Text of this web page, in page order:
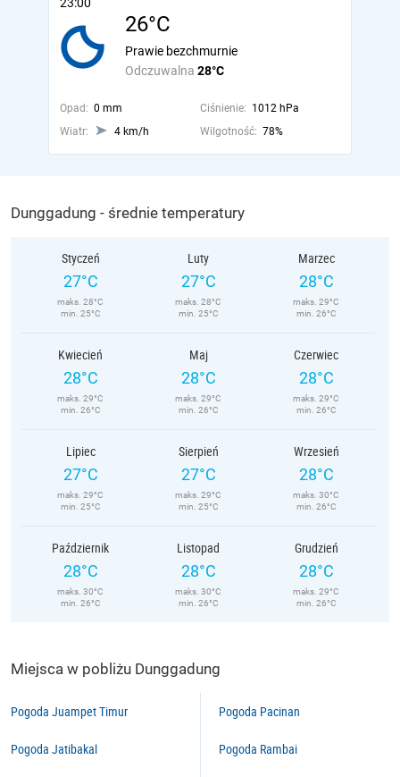
26°C
Odczuwalna 28°C
Prawie bezchmurnie
Opad: 0 mm Ciśnienie: 1012 hPa
Wiatr:
4 km/h Wilgotność: 78%
Dunggadung - średnie temperatury
Styczeń
27°C
maks. 28°C
min. 25°C
Luty
27°C
maks. 28°C
min. 25°C
Marzec
28°C
maks. 29°C
min. 26°C
Kwiecień
28°C
maks. 29°C
min. 26°C
Maj
28°C
maks. 29°C
min. 26°C
Czerwiec
28°C
maks. 29°C
min. 26°C
Lipiec
27°C
maks. 29°C
min. 25°C
Sierpień
27°C
maks. 29°C
min. 25°C
Wrzesień
28°C
maks. 30°C
min. 26°C
Październik
28°C
maks. 30°C
min. 26°C
Listopad
28°C
maks. 30°C
min. 26°C
Grudzień
28°C
maks. 29°C
min. 26°C
Miejsca w pobliżu Dunggadung
Pogoda Juampet Timur
Pogoda Jatibakal
Pogoda Pacinan
Pogoda Rambai